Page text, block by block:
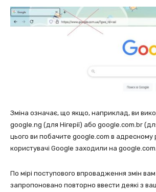
Зміна означає, що якщо, наприклад, ви
google.ng (для Нігерії) або google.com.br
цього ви побачите google.com в адресному
користувачі Google заходили на
По мірі поступового впровадження змін
запропоновано повторно ввести деякі з